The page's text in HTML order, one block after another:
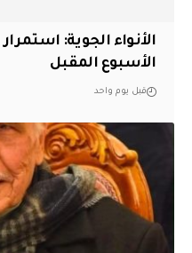
الأنواء الجوية:
الأسبوع المقبل
قبل يوم واحد